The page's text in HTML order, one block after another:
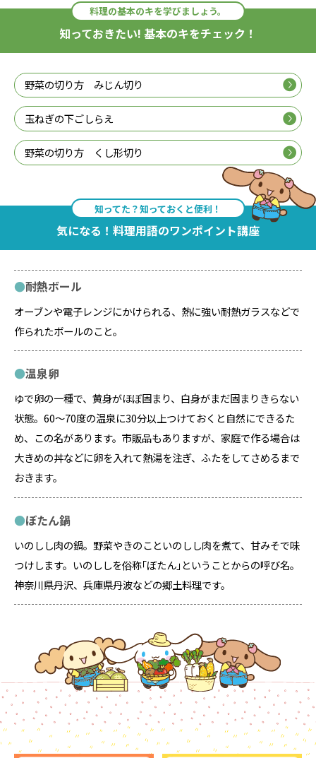
料理の基本のキを学びましょう。
知っておきたい! 基本のキをチェック！
野菜の切り方 みじん切り
玉ねぎの下ごしらえ
野菜の切り方 くし形切り
知ってた？知っておくと便利！
気になる！料理用語のワンポイント講座
耐熱ボール
オーブンや電子レンジにかけられる、熱に強い耐熱ガラスなどで
作られたボールのこと。
温泉卵
ゆで卵の一種で、黄身がほぼ固まり、白身がまだ固まりきらない
状態。60～70度の温泉に30分以上つけておくと自然にできるた
め、この名があります。市販品もありますが、家庭で作る場合は
大きめの丼などに卵を入れて熱湯を注ぎ、ふたをしてさめるまで
おきます。
ぼたん鍋
いのしし肉の鍋。野菜やきのこといのしし肉を煮て、甘みそで味
つけします。いのししを俗称｢ぼたん｣ということからの呼び名。
神奈川県丹沢、兵庫県丹波などの郷土料理です。